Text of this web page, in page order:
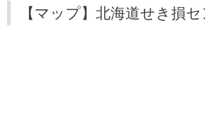
【マップ】北海道せき損